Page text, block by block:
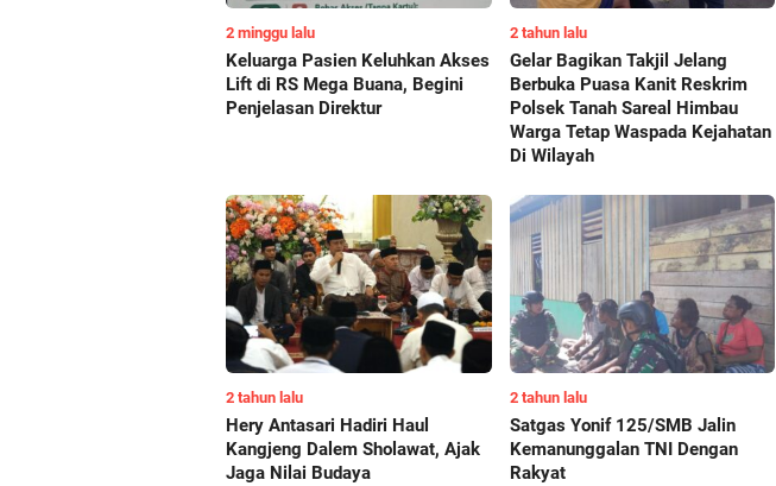
2 minggu lalu
Keluarga Pasien Keluhkan Akses
Lift di RS Mega Buana, Begini
Penjelasan Direktur
2 tahun lalu
Gelar Bagikan Takjil Jelang
Berbuka Puasa Kanit Reskrim
Polsek Tanah Sareal Himbau
Warga Tetap Waspada Kejahatan
Di Wilayah
2 tahun lalu
Hery Antasari Hadiri Haul
Kangjeng Dalem Sholawat, Ajak
Jaga Nilai Budaya
2 tahun lalu
Satgas Yonif 125/SMB Jalin
Kemanunggalan TNI Dengan
Rakyat